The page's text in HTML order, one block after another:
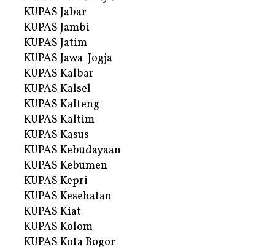
KUPAS Jabar
KUPAS Jambi
KUPAS Jatim
KUPAS Jawa-Jogja
KUPAS Kalbar
KUPAS Kalsel
KUPAS Kalteng
KUPAS Kaltim
KUPAS Kasus
KUPAS Kebudayaan
KUPAS Kebumen
KUPAS Kepri
KUPAS Kesehatan
KUPAS Kiat
KUPAS Kolom
KUPAS Kota Bogor